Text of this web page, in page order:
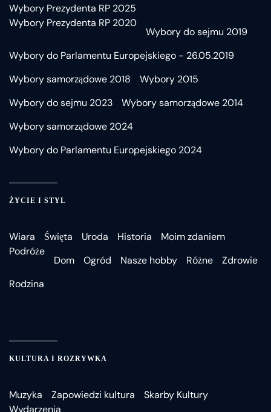
Wybory Prezydenta RP 2025
Wybory Prezydenta RP 2020
Wybory do sejmu 2019
Wybory do Parlamentu Europejskiego - 26.05.2019
Wybory samorządowe 2018
Wybory 2015
Wybory do sejmu 2023
Wybory samorządowe 2014
Wybory samorządowe 2024
Wybory do Parlamentu Europejskiego 2024
ŻYCIE I STYL
Wiara Święta Uroda Historia
Moim zdaniem
Podróże
Dom Ogród Nasze hobby Różne
Zdrowie
Rodzina
KULTURA I ROZRYWKA
Muzyka Zapowiedzi kultura
Skarby Kultury
Wydarzenia